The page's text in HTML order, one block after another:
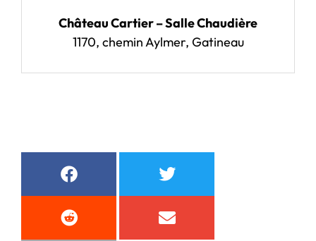
Château Cartier – Salle Chaudière
1170, chemin Aylmer, Gatineau